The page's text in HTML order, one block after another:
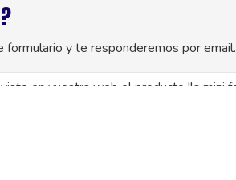
formulario y te responderemos por email.